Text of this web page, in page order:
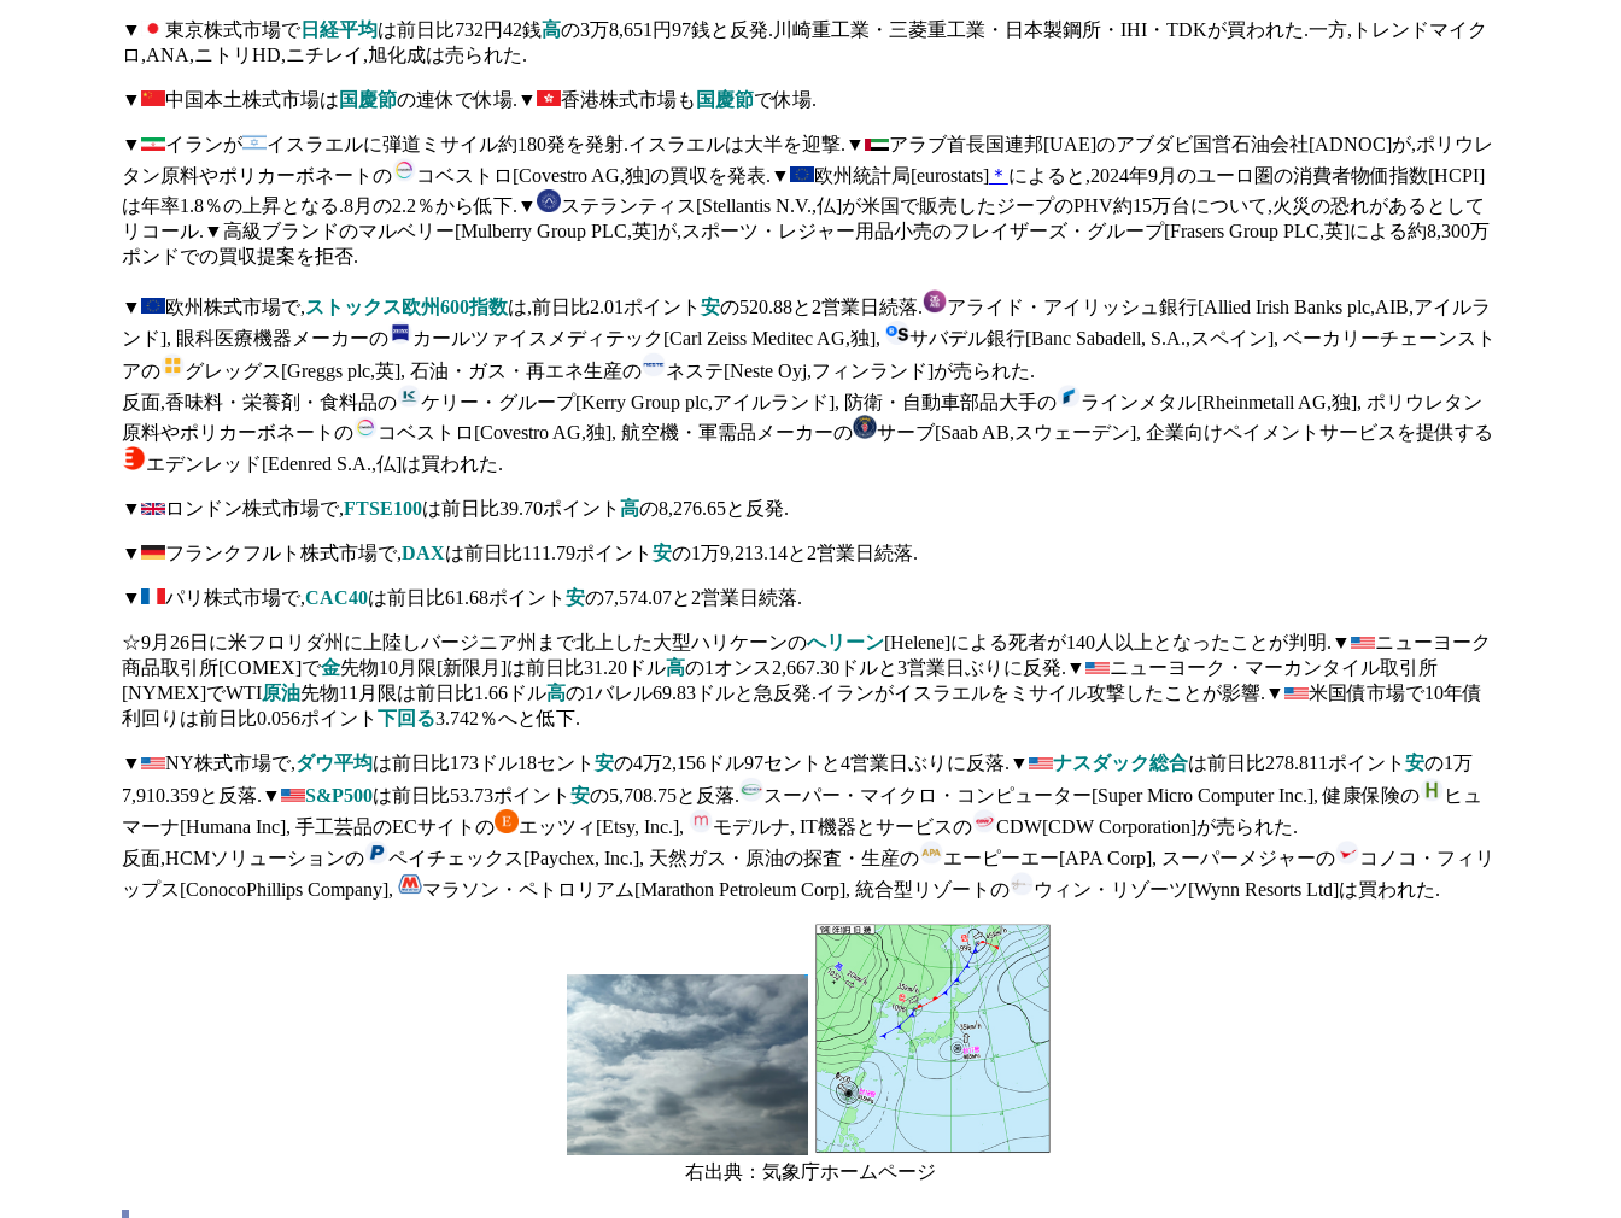
▼ 東京株式市場で日経平均は前日比732円42銭高の3万8,651円97銭と反発.川崎重工業・三菱重工業・日本製鋼所・IHI・TDKが買われた.一方,トレンドマイク
ロ,ANA,ニトリHD,ニチレイ,旭化成は売られた.
▼ 中国本土株式市場は 国慶節の連休で休場.▼ 香港株式市場も 国慶節で休場.
▼ イランが イスラエルに弾道ミサイル約180発を発射.イスラエルは大半を迎撃.▼
アラブ首長国連邦[UAE]のアブダビ国営石油会社[ADNOC]が,ポリウレ
タン原料やポリカーボネートの
コベストロ[Covestro AG,独]の買収を発表.▼ 欧州統計局[eurostats]＊ によると,2024年9月のユーロ圏の消費者物価指数[HCPI]
は年率1.8％の上昇となる.8月の2.2％から低下.▼
ステランティス[Stellantis N.V.,仏]が米国で販売したジープのPHV約15万台について,火災の恐れがあるとして
リコール.▼高級ブランドのマルベリー[Mulberry Group PLC,英]が,スポーツ・レジャー用品小売のフレイザーズ・グループ[Frasers Group PLC,英]による約8,300万
ポンドでの買収提案を拒否.
▼ 欧州株式市場で,ストックス欧州600指数は,前日比2.01ポイント 安の520.88と2営業日続落.
アライド・アイリッシュ銀行[Allied Irish Banks plc,AIB,アイルラ
ンド], 眼科医療機器メーカーの
カールツァイスメディテック[Carl Zeiss Meditec AG,独],
サバデル銀行[Banc Sabadell, S.A.,スペイン], ベーカリーチェーンスト
アの
グレッグス[Greggs plc,英], 石油・ガス・再エネ生産の
ネステ[Neste Oyj,フィンランド]が売られた.
反面,香味料・栄養剤・食料品の
ケリー・グループ[Kerry Group plc,アイルランド], 防衛・自動車部品大手の
ラインメタル[Rheinmetall AG,独], ポリウレタン
原料やポリカーボネートの
コベストロ[Covestro AG,独], 航空機・軍需品メーカーの
サーブ[Saab AB,スウェーデン], 企業向けペイメントサービスを提供する
エデンレッド[Edenred S.A.,仏]は買われた.
▼ ロンドン株式市場で,FTSE100は前日比39.70ポイント 高の8,276.65と反発.
▼ フランクフルト株式市場で,DAXは前日比111.79ポイント 安の1万9,213.14と2営業日続落.
▼ パリ株式市場で,CAC40は前日比61.68ポイント 安の7,574.07と2営業日続落.
☆9月26日に米フロリダ州に上陸しバージニア州まで北上した大型ハリケーンのへリーン[Helene]による死者が140人以上となったことが判明.▼
ニューヨーク
商品取引所[COMEX]で金先物10月限[新限月]は前日比31.20ドル高の1オンス2,667.30ドルと3営業日ぶりに反発.▼
ニューヨーク・マーカンタイル取引所
[NYMEX]でWTI原油先物11月限は前日比1.66ドル高の1バレル69.83ドルと急反発.イランがイスラエルをミサイル攻撃したことが影響.▼
米国債市場で10年債
利回りは前日比0.056ポイント 下回る3.742％へと低下.
▼ NY株式市場で,ダウ平均は前日比173ドル18セント 安の4万2,156ドル97セントと4営業日ぶりに反落.▼ ナスダック総合は前日比278.811ポイント 安の1万
7,910.359と反落.▼
S&P500は前日比53.73ポイント 安の5,708.75と反落. スーパー・マイクロ・コンピューター[Super Micro Computer Inc.], 健康保険の
ヒュ
マーナ[Humana Inc], 手工芸品のECサイトの
エッツィ[Etsy, Inc.], モデルナ, IT機器とサービスの
CDW[CDW Corporation]が売られた.
反面,HCMソリューションの
ペイチェックス[Paychex, Inc.], 天然ガス・原油の探査・生産の エーピーエー[APA Corp], スーパーメジャーの
コノコ・フィリ
ップス[ConocoPhillips Company],
マラソン・ペトロリアム[Marathon Petroleum Corp], 統合型リゾートの ウィン・リゾーツ[Wynn Resorts Ltd]は買われた.
右出典：気象庁ホームページ